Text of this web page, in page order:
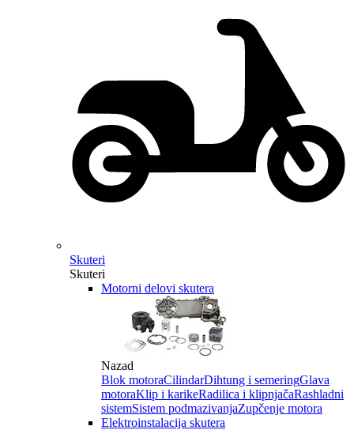
Skuteri
Skuteri
Motorni delovi skutera
Nazad
Blok motoraCilindarDihtung i semeringGlava
motoraKlip i karikeRadilica i klipnjačaRashladni
sistemSistem podmazivanjaZupčenje motora
Elektroinstalacija skutera